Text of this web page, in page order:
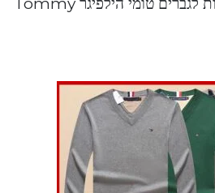
קטלוג חולצות פולו קצרות לגברים טומי הילפיגר Tommy